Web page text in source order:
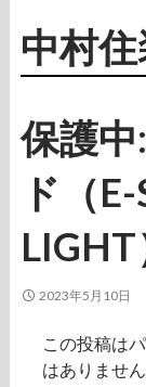
中村
保護
ド（
2023年5月10日
この投稿は
はありません